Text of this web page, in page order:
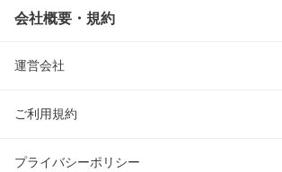
会社概要・規約
運営会社
ご利用規約
プライバシーポリシー